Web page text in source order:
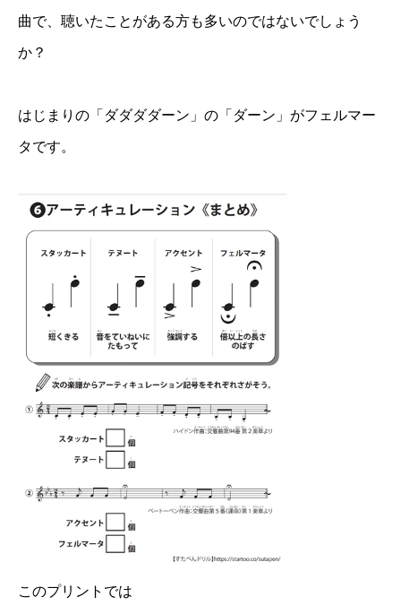
曲で、聴いたことがある方も多いのではないでしょう
か？
はじまりの「ダダダダーン」の「ダーン」がフェルマー
タです。
このプリントでは